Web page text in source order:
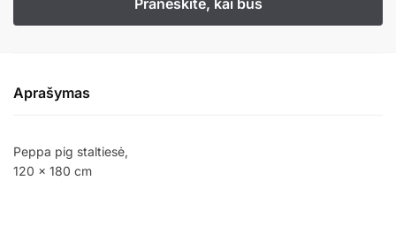
Aprašymas
Peppa pig staltiesė,
120 x 180 cm